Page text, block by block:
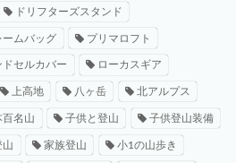
ドリフターズスタンド
ームバッグ プリマロフト
ドセルカバー ローカスギア
上高地 八ヶ岳 北アルプス
百名山 子供と登山 子供登山装備
山 家族登山 小1の山歩き